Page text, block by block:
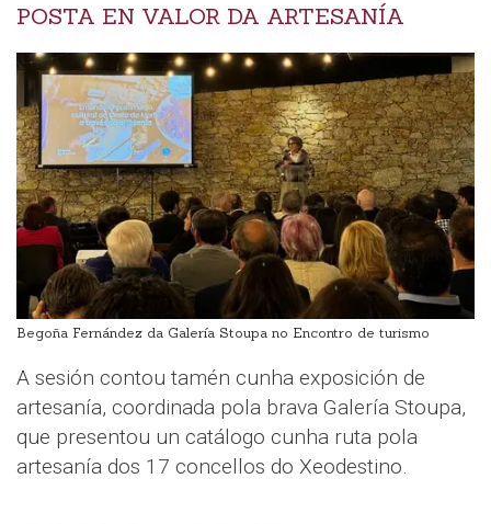
POSTA EN VALOR DA ARTESANÍA
Begoña Fernández da Galería Stoupa no Encontro de turismo
A sesión contou tamén cunha exposición de
artesanía, coordinada pola brava Galería Stoupa,
que presentou un catálogo cunha ruta pola
artesanía dos 17 concellos do Xeodestino.